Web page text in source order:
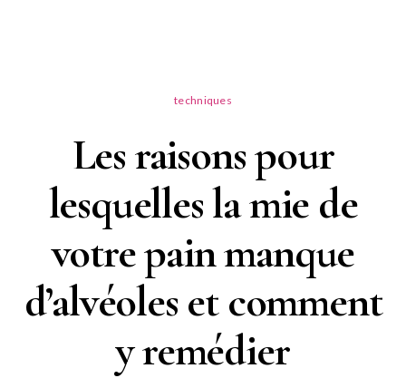
techniques
Les raisons pour
lesquelles la mie de
votre pain manque
d’alvéoles et comment
y remédier